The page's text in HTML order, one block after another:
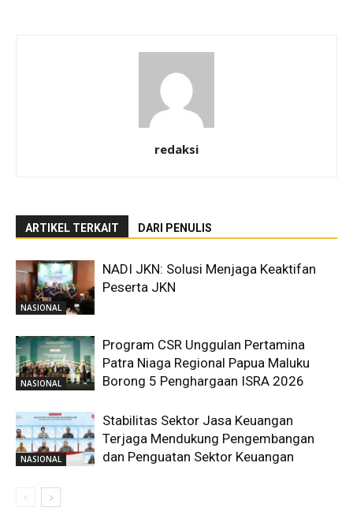
redaksi
ARTIKEL TERKAIT DARI PENULIS
NASIONAL
NADI JKN: Solusi Menjaga Keaktifan
Peserta JKN
NASIONAL
Program CSR Unggulan Pertamina
Patra Niaga Regional Papua Maluku
Borong 5 Penghargaan ISRA 2026
NASIONAL
Stabilitas Sektor Jasa Keuangan
Terjaga Mendukung Pengembangan
dan Penguatan Sektor Keuangan